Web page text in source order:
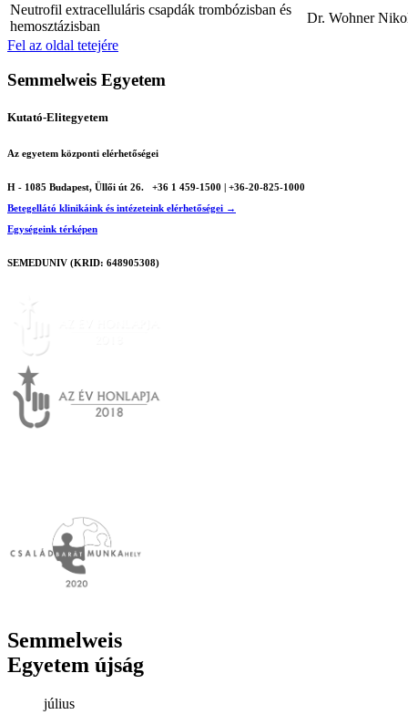
Neutrofil extracelluláris csapdák trombózisban és
hemosztázisban
Dr. Wohner
Fel az oldal tetejére
Semmelweis Egyetem
Kutató-Elitegyetem
Az egyetem központi elérhetőségei
H - 1085 Budapest, Üllői út 26.
+36 1 459-1500 | +36-20-825-1000
Betegellátó klinikáink és intézeteink elérhetőségei →
Egységeink térképen
SEMEDUNIV (KRID: 648905308)
Semmelweis
Egyetem újság
július